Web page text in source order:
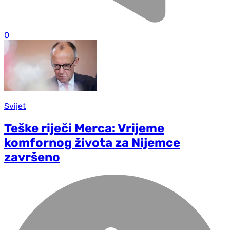
0
Svijet
Teške riječi Merca: Vrijeme
komfornog života za Nijemce
završeno